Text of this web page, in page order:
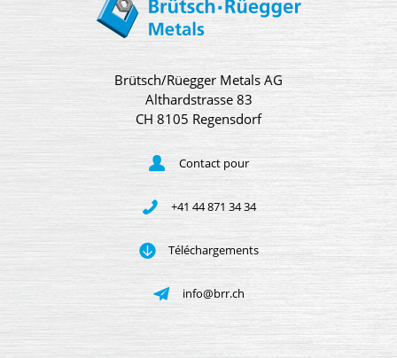
Brütsch/Rüegger Metals AG
Althardstrasse 83
CH 8105 Regensdorf
Contact pour
+41 44 871 34 34
Téléchargements
info@brr.ch